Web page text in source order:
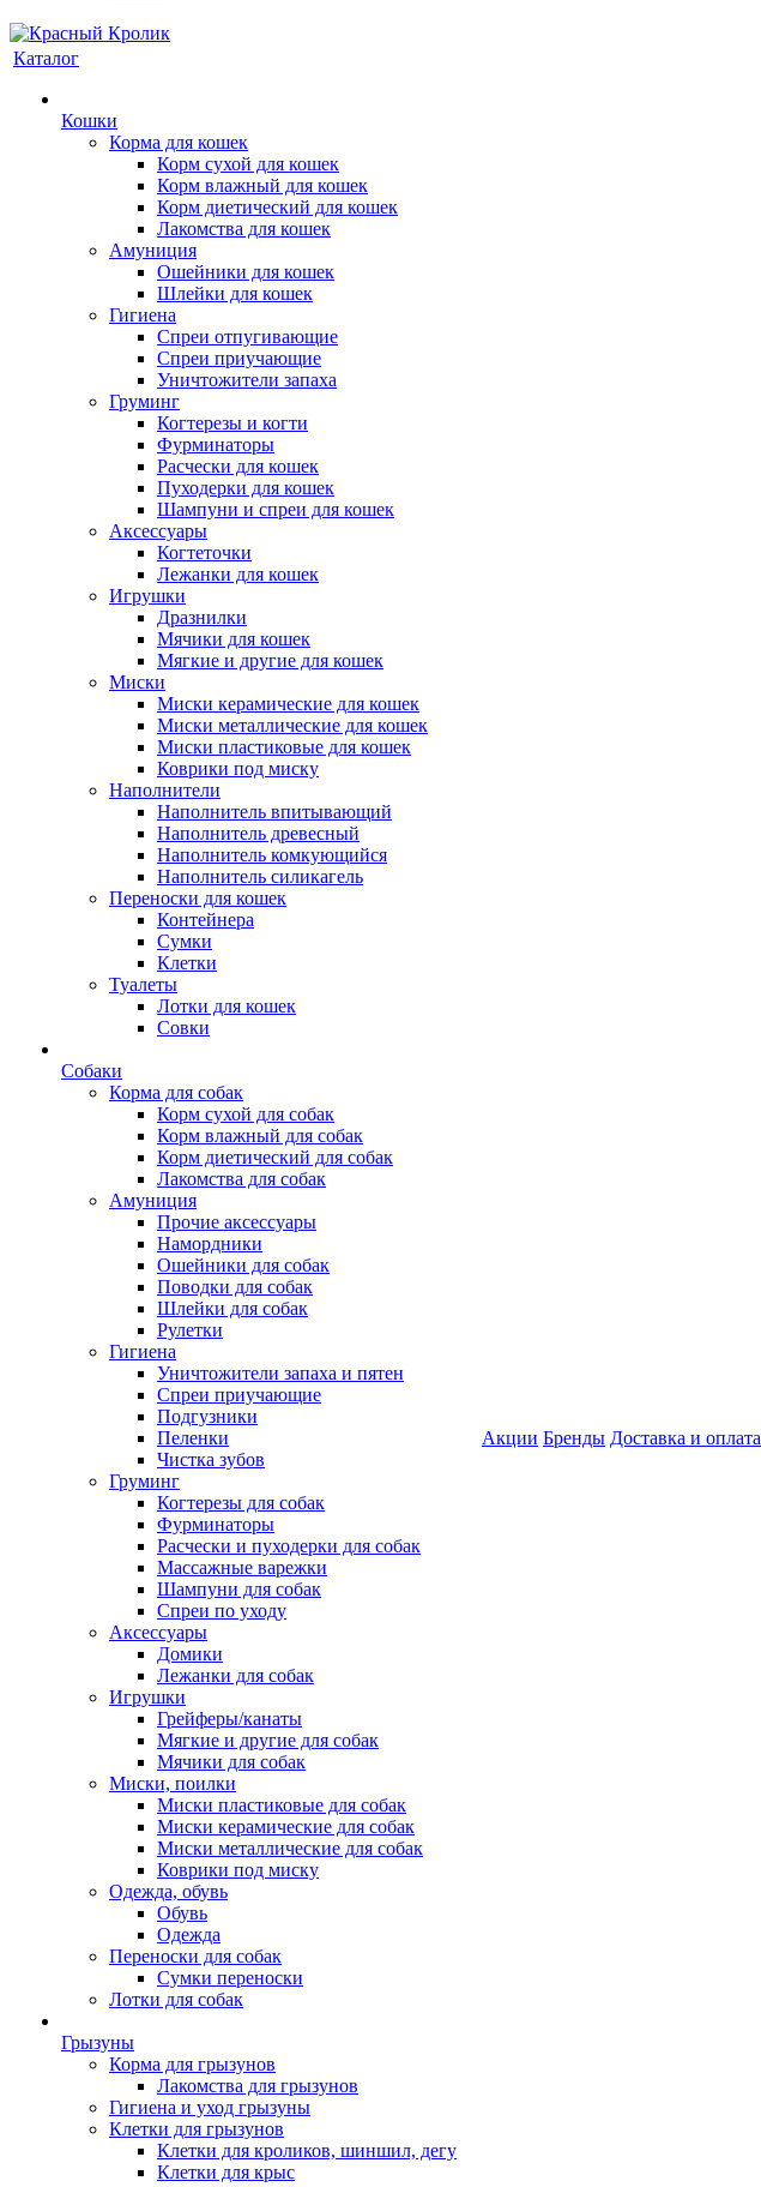
Каталог
Кошки
Корма для кошек
Корм сухой для кошек
Корм влажный для кошек
Корм диетический для кошек
Лакомства для кошек
Амуниция
Ошейники для кошек
Шлейки для кошек
Гигиена
Спреи отпугивающие
Спреи приучающие
Уничтожители запаха
Груминг
Когтерезы и когти
Фурминаторы
Расчески для кошек
Пуходерки для кошек
Шампуни и спреи для кошек
Аксессуары
Когтеточки
Лежанки для кошек
Игрушки
Дразнилки
Мячики для кошек
Мягкие и другие для кошек
Миски
Миски керамические для кошек
Миски металлические для кошек
Миски пластиковые для кошек
Коврики под миску
Наполнители
Наполнитель впитывающий
Наполнитель древесный
Наполнитель комкующийся
Наполнитель силикагель
Переноски для кошек
Контейнера
Сумки
Клетки
Туалеты
Лотки для кошек
Совки
Собаки
Корма для собак
Корм сухой для собак
Корм влажный для собак
Корм диетический для собак
Лакомства для собак
Амуниция
Прочие аксессуары
Намордники
Ошейники для собак
Поводки для собак
Шлейки для собак
Рулетки
Гигиена
Уничтожители запаха и пятен
Спреи приучающие
Подгузники
Пеленки
Чистка зубов
Груминг
Когтерезы для собак
Фурминаторы
Расчески и пуходерки для собак
Массажные варежки
Шампуни для собак
Спреи по уходу
Аксессуары
Домики
Лежанки для собак
Игрушки
Грейферы/канаты
Мягкие и другие для собак
Мячики для собак
Миски, поилки
Миски пластиковые для собак
Миски керамические для собак
Миски металлические для собак
Коврики под миску
Одежда, обувь
Обувь
Одежда
Переноски для собак
Сумки переноски
Лотки для собак
Грызуны
Корма для грызунов
Лакомства для грызунов
Гигиена и уход грызуны
Клетки для грызунов
Клетки для кроликов, шиншил, дегу
Клетки для крыс
Акции Бренды Доставка и оплата